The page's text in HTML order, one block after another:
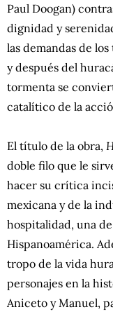
Paul Doogan)
dignidad y
las demandas de
y después del
tormenta se
catalítico de la
El título de la obra,
doble filo que le
hacer su crítica
mexicana y de la
hospitalidad, una
Hispanoamérica.
tropo de la vida
personajes en la
Aniceto y Manuel,